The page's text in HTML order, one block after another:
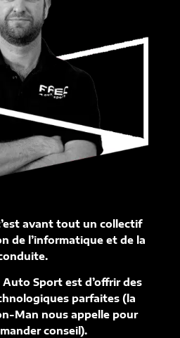
avant tout un collectif
de l’informatique et de la
Sport est d’offrir des
parfaites (la
Man nous appelle pour
conseil).